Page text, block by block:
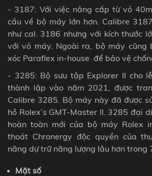
- 3187: Với việc nâng cấp từ vỏ
cầu về bộ máy lớn hơn. Calibre
như cal. 3186 nhưng với kích thước
với vỏ máy. Ngoài ra, bộ máy cũng
xóc Paraflex in-house để bảo vệ
- 3285: Bộ sưu tập Explorer II cho
thành lập vào năm 2021, được
Calibre 3285. Bộ máy này đã được
hồ Rolex’s GMT-Master II. 3285 đại
hoàn toàn mới của bộ máy Rolex
thoát Chronergy độc quyền của
năng dự trữ năng lượng lâu hơn trong
Mặt số